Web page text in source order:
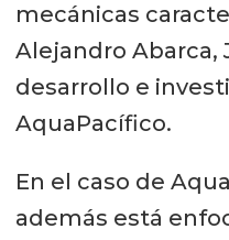
mecánicas
Alejandro Abarca,
desarrollo e
AquaPacífico.
En el caso de
además está